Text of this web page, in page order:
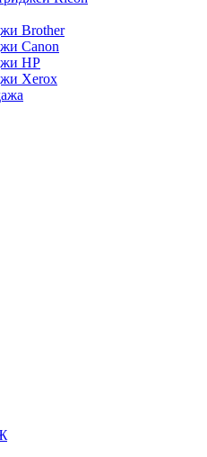
Brother
Canon
HP
Xerox